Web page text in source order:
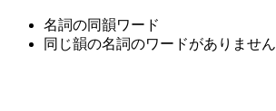
名詞の同韻ワード
同じ韻の名詞のワードがありません